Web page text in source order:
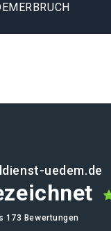
uedem.de
173 Bewertungen